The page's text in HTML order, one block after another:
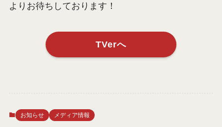
よりお待ちしております！
TVerへ
お知らせ メディア情報